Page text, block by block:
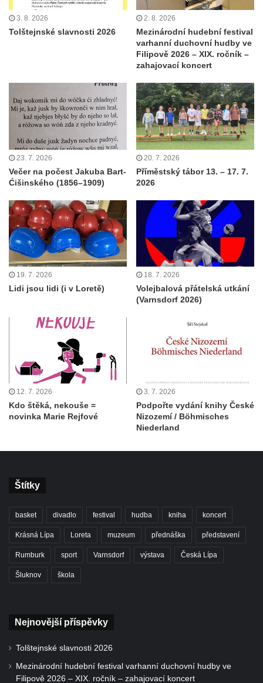
3. 8. 2026
Tolštejnské slavnosti 2026
2. 8. 2026
Mezinárodní hudební festival
varhanní duchovní hudby ve
Filipově 2026 – XIX. ročník –
zahajovací koncert
23. 7. 2026
Večer na počest Jakuba Bart-
Ćišinského (1856–1909)
20. 7. 2026
Příměstský tábor 13. – 17. 7.
2026
19. 7. 2026
Lidi jsou lidi (i v Loretě)
18. 7. 2026
Volejbalová přátelská utkání
(Varnsdorf 2026)
12. 7. 2026
Kdo štěká, nekouše =
novinka Marie Rejfové
3. 7. 2026
Podpořte vydání knihy České
Nizozemí / Böhmisches
Niederland
Štítky
basket divadlo festival hudba kniha koncert
Krásná Lípa Loreta muzeum přednáška představení
Rumburk sport Varnsdorf výstava Česká Lípa
Šluknov škola
Nejnovější příspěvky
Tolštejnské slavnosti 2026
Mezinárodní hudební festival varhanní duchovní hudby ve
Filipově 2026 – XIX. ročník – zahajovací koncert